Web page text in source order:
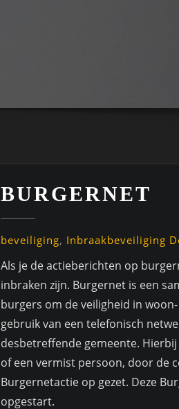
BURGERNET
beveiliging, Inbraakbeveiliging
Als je de actieberichten op
inbraken zijn. Burgernet is een
burgers om de veiligheid in
gebruik van een telefonisch
desbetreffende gemeente.
of een vermist persoon, door de
Burgernetactie op gezet. Deze
opgestart.